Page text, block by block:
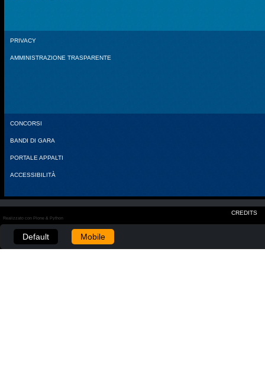
PRIVACY
AMMINISTRAZIONE TRASPARENTE
CONCORSI
BANDI DI GARA
PORTALE APPALTI
ACCESSIBILITÀ
CREDITS
Realizzato con Plone & Python
Default Mobile